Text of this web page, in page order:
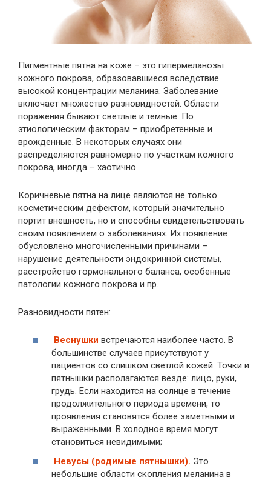
Пигментные пятна на коже – это гипермеланозы
кожного покрова, образовавшиеся вследствие
высокой концентрации меланина. Заболевание
включает множество разновидностей. Области
поражения бывают светлые и темные. По
этиологическим факторам – приобретенные и
врожденные. В некоторых случаях они
распределяются равномерно по участкам кожного
покрова, иногда – хаотично.
Коричневые пятна на лице являются не только
косметическим дефектом, который значительно
портит внешность, но и способны свидетельствовать
своим появлением о заболеваниях. Их появление
обусловлено многочисленными причинами –
нарушение деятельности эндокринной системы,
расстройство гормонального баланса, особенные
патологии кожного покрова и пр.
Разновидности пятен:
Веснушки встречаются наиболее часто. В
большинстве случаев присутствуют у
пациентов со слишком светлой кожей. Точки и
пятнышки располагаются везде: лицо, руки,
грудь. Если находится на солнце в течение
продолжительного периода времени, то
проявления становятся более заметными и
выраженными. В холодное время могут
становиться невидимыми;
Невусы (родимые пятнышки). Это
небольшие области скопления меланина в